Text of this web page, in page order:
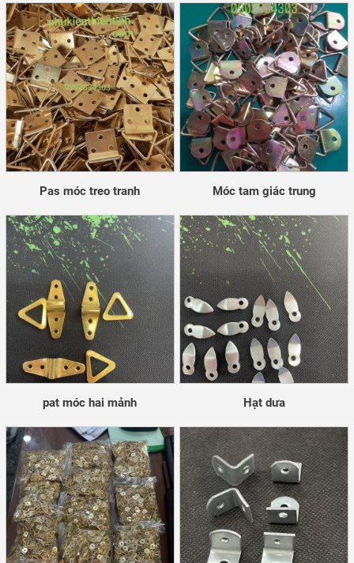
Pas móc treo tranh Móc tam giác trung
pat móc hai mảnh Hạt dưa